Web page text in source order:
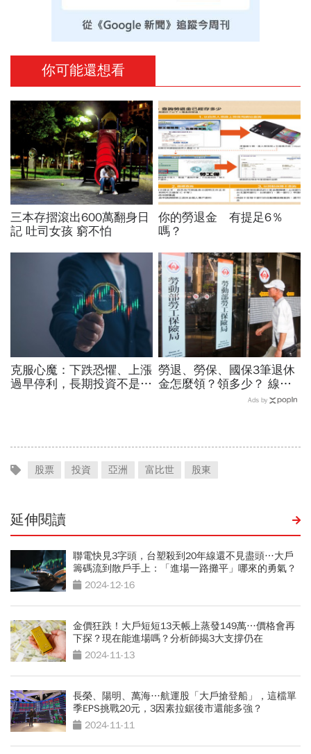
你可能還想看
三本存摺滾出600萬翻身日
記 吐司女孩 窮不怕
你的勞退金 有提足6％
嗎？
克服心魔：下跌恐懼、上漲
過早停利，長期投資不是每
勞退、勞保、國保3筆退休
金怎麼領？領多少？ 線上
Ads by
股票 投資 亞洲 富比世 股東
延伸閱讀
聯電快見3字頭，台塑殺到20年線還不見盡頭…大戶
籌碼流到散戶手上：「進場一路攤平」哪來的勇氣？
2024-12-16
金價狂跌！大戶短短13天帳上蒸發149萬…價格會再
下探？現在能進場嗎？分析師揭3大支撐仍在
2024-11-13
長榮、陽明、萬海…航運股「大戶搶登船」，這檔單
季EPS挑戰20元，3因素拉鋸後市還能多強？
2024-11-11